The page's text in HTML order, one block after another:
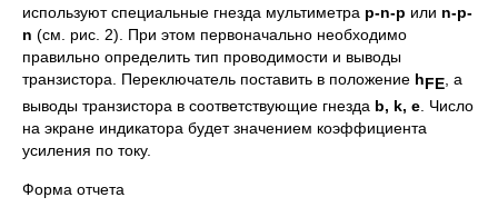
используют специальные гнезда мультиметра p-n-p или n-p-
n (см. рис. 2). При этом первоначально необходимо
правильно определить тип проводимости и выводы
транзистора. Переключатель поставить в положение hFE , а
выводы транзистора в соответствующие гнезда b, k, e . Число
на экране индикатора будет значением коэффициента
усиления по току.
Форма отчета